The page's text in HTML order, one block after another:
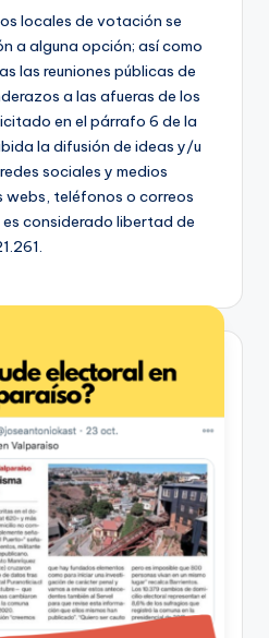
locales de votación se
a alguna opción; así como
las reuniones públicas de
a las afueras de los
en el párrafo 6 de la
la difusión de ideas y/u
sociales y medios
teléfonos o correos
considerado libertad de